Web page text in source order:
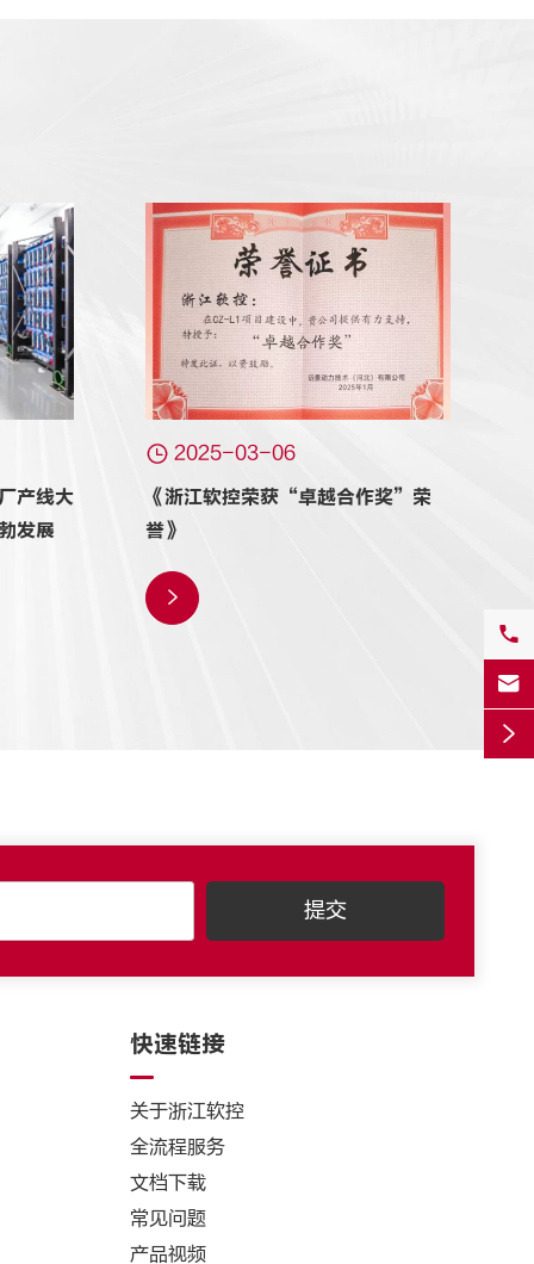
产线大
发展
 2025-03-06
《浙江软控荣获“卓越合作奖”荣
誉》

快速链接
关于浙江软控
全流程服务
文档下载
常见问题
产品视频


